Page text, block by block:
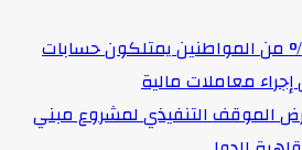
المركزي: 79% من المواطنين يمتلكون حسابات
معاملات مالية
الموقف التنفيذي لمشروع مبني